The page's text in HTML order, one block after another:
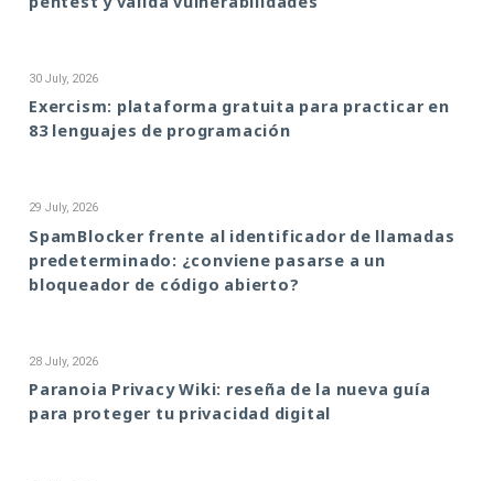
30 July, 2026
Exercism: plataforma gratuita para practicar en
83 lenguajes de programación
29 July, 2026
SpamBlocker frente al identificador de llamadas
predeterminado: ¿conviene pasarse a un
bloqueador de código abierto?
28 July, 2026
Paranoia Privacy Wiki: reseña de la nueva guía
para proteger tu privacidad digital